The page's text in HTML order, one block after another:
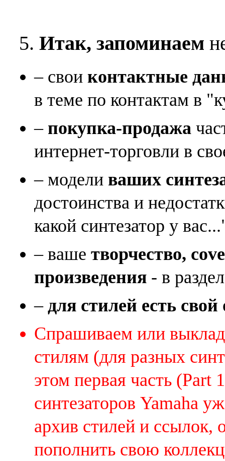
5. Итак, запоминаем
– свои контактные
в теме по контактам в
– покупка-продажа
интернет-торговли в
– модели ваших
достоинства и
какой синтезатор у
– ваше творчество,
произведения - в
–для стилей есть
Спрашиваем или
стилям (для разных
этом первая часть
синтезаторов Yamaha
архив стилей и ссылок,
пополнить свою